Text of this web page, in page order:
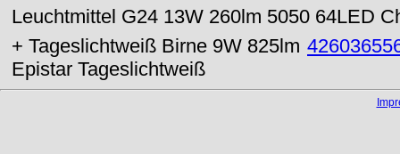
Leuchtmittel G24 13W 260lm 5050 64LED
+ Tageslichtweiß Birne 9W 825lm
Epistar Tageslichtweiß